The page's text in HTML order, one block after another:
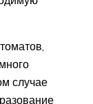
случае